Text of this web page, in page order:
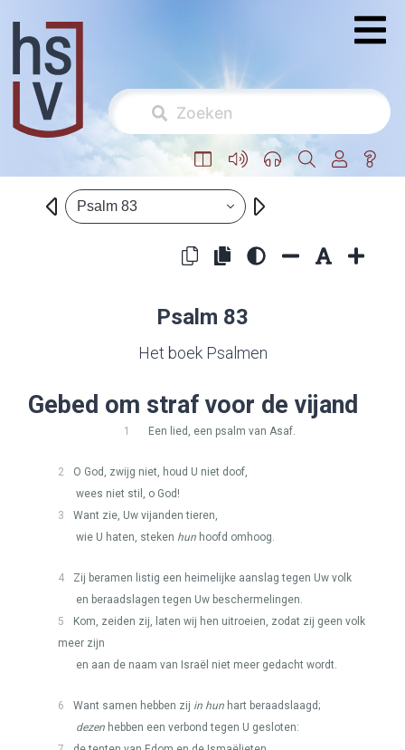
Psalm 83
Psalm 83
Het boek Psalmen
Gebed om straf voor de vijand
1 Een lied, een psalm van Asaf.
2
O God, zwijg niet, houd U niet doof,
wees niet stil, o God!
3
Want zie, Uw vijanden tieren,
wie U haten, steken hun hoofd omhoog.
4
Zij beramen listig een heimelijke aanslag tegen Uw volk
en beraadslagen tegen Uw beschermelingen.
5
Kom, zeiden zij, laten wij hen uitroeien, zodat zij geen volk
meer zijn
en aan de naam van Israël niet meer gedacht wordt.
6 Want samen hebben zij in hun hart beraadslaagd;
dezen hebben een verbond tegen U gesloten: